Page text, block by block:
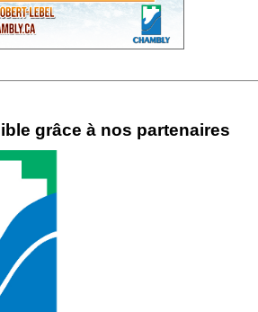
grâce à nos partenaires